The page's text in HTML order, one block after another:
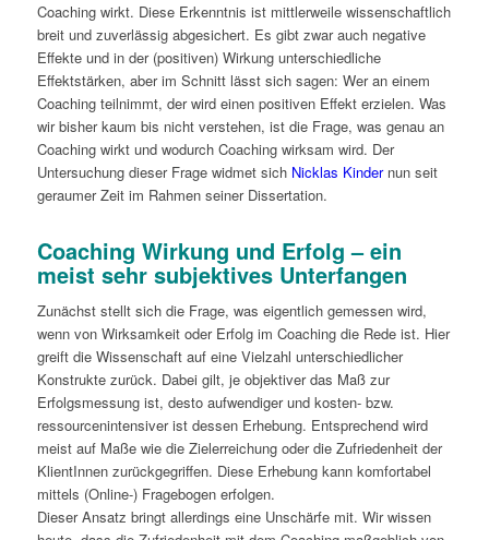
Coaching wirkt. Diese Erkenntnis ist mittlerweile wissenschaftlich
breit und zuverlässig abgesichert. Es gibt zwar auch negative
Effekte und in der (positiven) Wirkung unterschiedliche
Effektstärken, aber im Schnitt lässt sich sagen: Wer an einem
Coaching teilnimmt, der wird einen positiven Effekt erzielen. Was
wir bisher kaum bis nicht verstehen, ist die Frage, was genau an
Coaching wirkt und wodurch Coaching wirksam wird. Der
Untersuchung dieser Frage widmet sich Nicklas Kindernun seit
geraumer Zeit im Rahmen seiner Dissertation.
Coaching Wirkung und Erfolg – ein
meist sehr subjektives Unterfangen
Zunächst stellt sich die Frage, was eigentlich gemessen wird,
wenn von Wirksamkeit oder Erfolg im Coaching die Rede ist. Hier
greift die Wissenschaft auf eine Vielzahl unterschiedlicher
Konstrukte zurück. Dabei gilt, je objektiver das Maß zur
Erfolgsmessung ist, desto aufwendiger und kosten- bzw.
ressourcenintensiver ist dessen Erhebung. Entsprechend wird
meist auf Maße wie die Zielerreichung oder die Zufriedenheit der
KlientInnen zurückgegriffen. Diese Erhebung kann komfortabel
mittels (Online-) Fragebogen erfolgen.
Dieser Ansatz bringt allerdings eine Unschärfe mit. Wir wissen